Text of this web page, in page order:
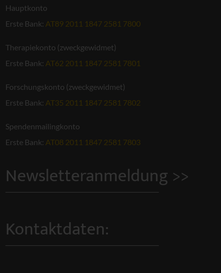
Hauptkonto
Erste Bank: AT89 2011 1847 2581 7800
Therapiekonto (zweckgewidmet)
Erste Bank: AT62 2011 1847 2581 7801
Forschungskonto (zweckgewidmet)
Erste Bank: AT35 2011 1847 2581 7802
Spendenmailingkonto
Erste Bank: AT08 2011 1847 2581 7803
Newsletteranmeldung >>
Kontaktdaten: